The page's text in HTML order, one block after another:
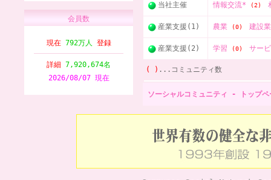
会員数
現在 792万人 登録
詳細 7,920,674名
2026/08/07 現在
当社主催 情報交流* (2)
産業支援(1) 農業 (0) 建設
産業支援(2) 学習 (0) サー
( ) ...コミュニティ数
ソーシャルコミュニティ - トップペ